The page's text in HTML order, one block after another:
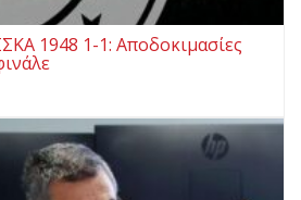
1948 1-1: Αποδοκιμασίες